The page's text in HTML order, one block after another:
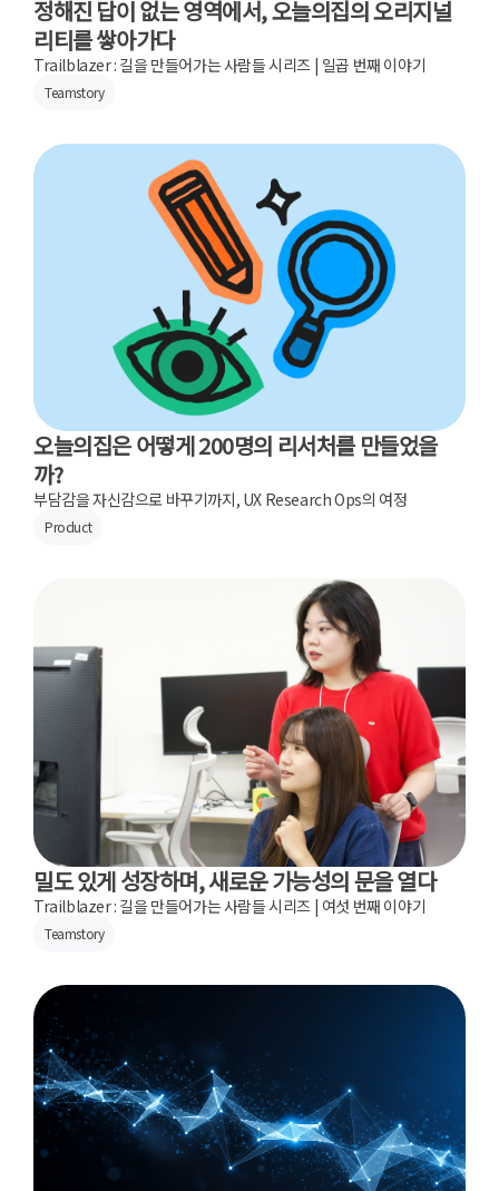
정해진 답이 없는 영역에서, 오늘의집의 오리지널
리티를 쌓아가다
Trailblazer : 길을 만들어가는 사람들 시리즈 | 일곱 번째 이야기
Teamstory
오늘의집은 어떻게 200명의 리서처를 만들었을
까?
부담감을 자신감으로 바꾸기까지, UX Research Ops의 여정
Product
밀도 있게 성장하며, 새로운 가능성의 문을 열다
Trailblazer : 길을 만들어가는 사람들 시리즈 | 여섯 번째 이야기
Teamstory